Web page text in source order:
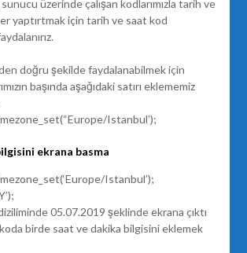
üzerinde çalışan kodlarımızla tarih ve
yaptırtmak için tarih ve saat kod
doğru şekilde faydalanabilmek için
başında aşağıdaki satırı eklememiz
Istanbul’);
ekrana basma
Istanbul’);
05.07.2019 şeklinde ekrana çıktı
birde saat ve dakika bilgisini eklemek